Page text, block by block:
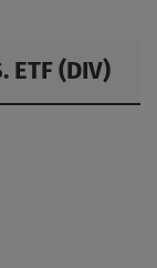
(DIV)